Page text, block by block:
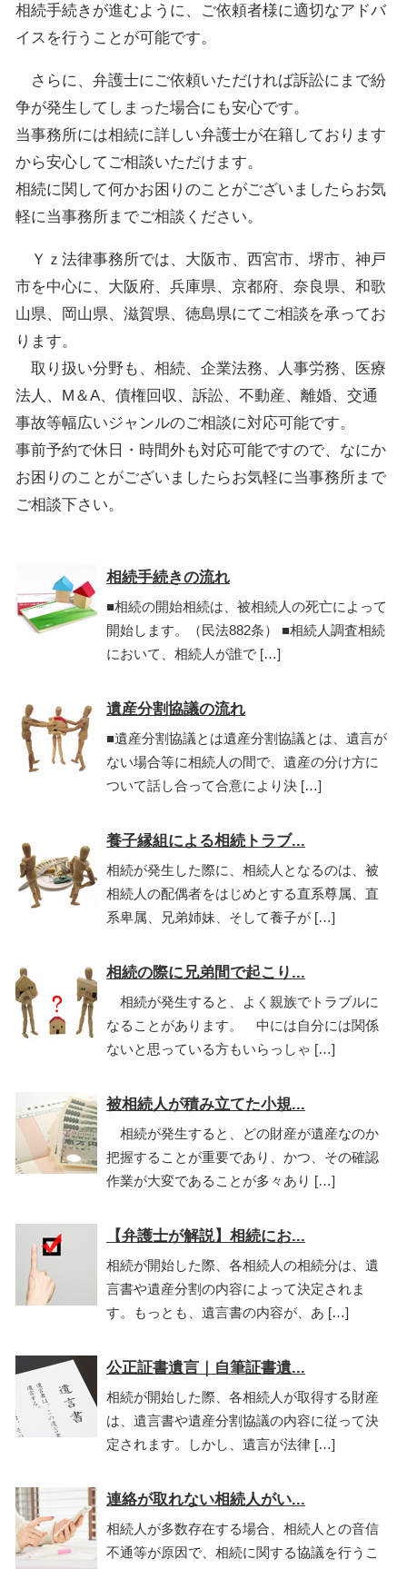
相続手続きが進むように、ご依頼者様に適切なアドバ
イスを行うことが可能です。
さらに、弁護士にご依頼いただければ訴訟にまで紛
争が発生してしまった場合にも安心です。
当事務所には相続に詳しい弁護士が在籍しております
から安心してご相談いただけます。
相続に関して何かお困りのことがございましたらお気
軽に当事務所までご相談ください。
Ｙｚ法律事務所では、大阪市、西宮市、堺市、神戸
市を中心に、大阪府、兵庫県、京都府、奈良県、和歌
山県、岡山県、滋賀県、徳島県にてご相談を承ってお
ります。
取り扱い分野も、相続、企業法務、人事労務、医療
法人、M＆A、債権回収、訴訟、不動産、離婚、交通
事故等幅広いジャンルのご相談に対応可能です。
事前予約で休日・時間外も対応可能ですので、なにか
お困りのことがございましたらお気軽に当事務所まで
ご相談下さい。
相続手続きの流れ
■相続の開始相続は、被相続人の死亡によって
開始します。（民法882条） ■相続人調査相続
において、相続人が誰で […]
遺産分割協議の流れ
■遺産分割協議とは遺産分割協議とは、遺言が
ない場合等に相続人の間で、遺産の分け方に
ついて話し合って合意により決 […]
養子縁組による相続トラブ...
相続が発生した際に、相続人となるのは、被
相続人の配偶者をはじめとする直系尊属、直
系卑属、兄弟姉妹、そして養子が […]
相続の際に兄弟間で起こり...
相続が発生すると、よく親族でトラブルに
なることがあります。 中には自分には関係
ないと思っている方もいらっしゃ […]
被相続人が積み立てた小規...
相続が発生すると、どの財産が遺産なのか
把握することが重要であり、かつ、その確認
作業が大変であることが多々あり […]
【弁護士が解説】相続にお...
相続が開始した際、各相続人の相続分は、遺
言書や遺産分割の内容によって決定されま
す。もっとも、遺言書の内容が、あ […]
公正証書遺言｜自筆証書遺...
相続が開始した際、各相続人が取得する財産
は、遺言書や遺産分割協議の内容に従って決
定されます。しかし、遺言が法律 […]
連絡が取れない相続人がい...
相続人が多数存在する場合、相続人との音信
不通等が原因で、相続に関する協議を行うこ